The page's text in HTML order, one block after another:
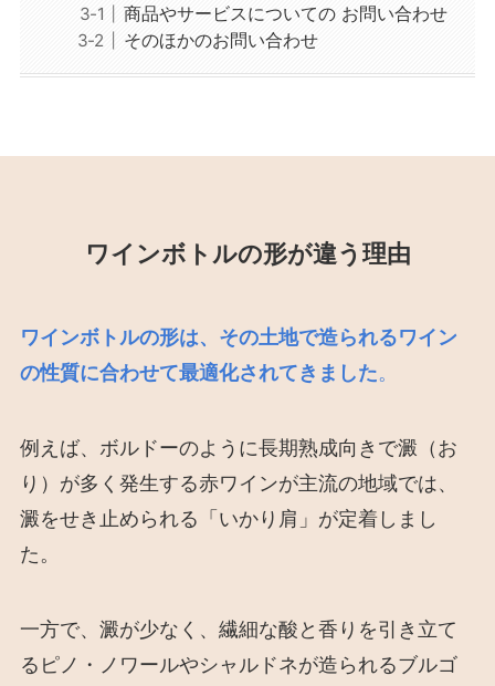
商品やサービスについての お問い合わせ
そのほかのお問い合わせ
ワインボトルの形が違う理由
ワインボトルの形は、その土地で造られるワイン
の性質に合わせて最適化されてきました。
例えば、ボルドーのように長期熟成向きで澱（お
り）が多く発生する赤ワインが主流の地域では、
澱をせき止められる「いかり肩」が定着しまし
た。
一方で、澱が少なく、繊細な酸と香りを引き立て
るピノ・ノワールやシャルドネが造られるブルゴ